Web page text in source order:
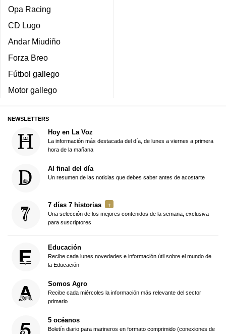
Opa Racing
CD Lugo
Andar Miudiño
Forza Breo
Fútbol gallego
Motor gallego
NEWSLETTERS
Hoy en La Voz
La información más destacada del día, de lunes a viernes a primera
hora de la mañana
Al final del día
Un resumen de las noticias que debes saber antes de acostarte
7 días 7 historias
Una selección de los mejores contenidos de la semana, exclusiva
para suscriptores
Educación
Recibe cada lunes novedades e información útil sobre el mundo de
la Educación
Somos Agro
Recibe cada miércoles la información más relevante del sector
primario
5 océanos
Boletín diario para marineros en formato comprimido (conexiones de